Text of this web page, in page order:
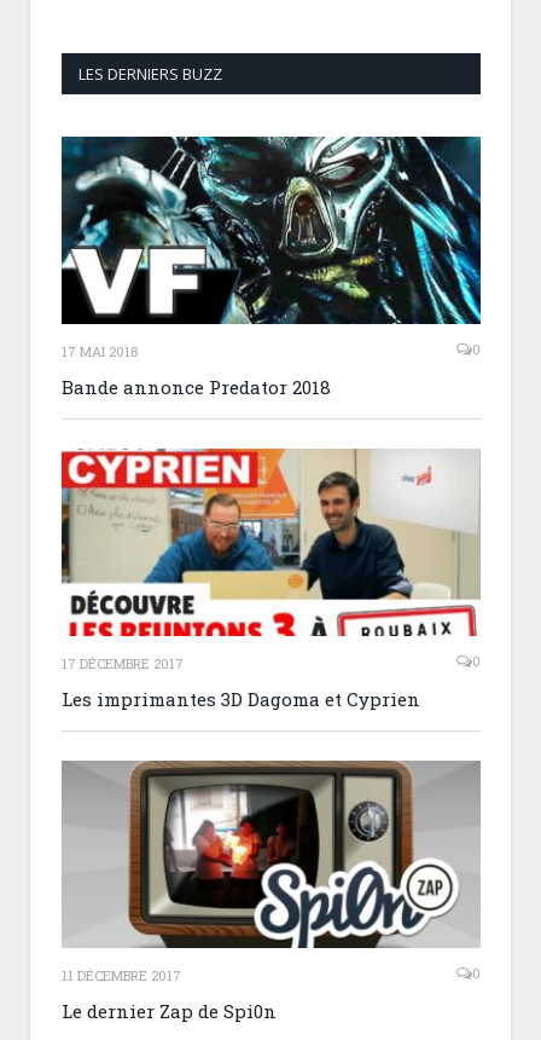
LES DERNIERS BUZZ
17 MAI 2018 0
Bande annonce Predator 2018
17 DÉCEMBRE 2017 0
Les imprimantes 3D Dagoma et Cyprien
11 DÉCEMBRE 2017 0
Le dernier Zap de Spi0n